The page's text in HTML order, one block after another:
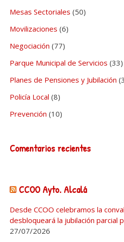
Mesas Sectoriales (50)
Movilizaciones (6)
Negociación (77)
Parque Municipal de Servicios (33)
Planes de Pensiones y Jubilación
Policía Local (8)
Prevención (10)
Comentarios recientes
CCOO Ayto. Alcalá
Desde CCOO celebramos la
desbloqueará la jubilación parcial
27/07/2026